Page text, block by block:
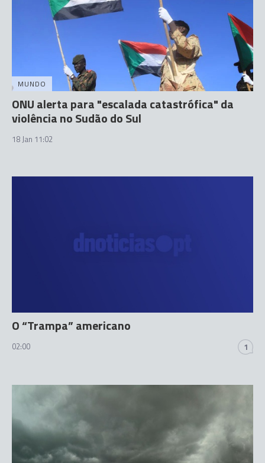
MUNDO
ONU alerta para "escalada catastrófica" da
violência no Sudão do Sul
18 Jan 11:02
O “Trampa” americano
02:00 1